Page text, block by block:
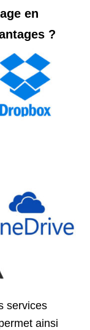
en
?
services
ainsi